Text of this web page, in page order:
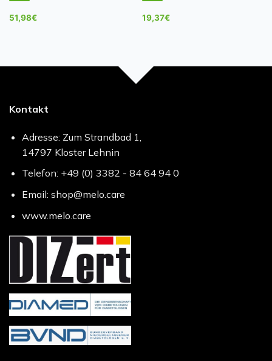
51,98€ 19,37€
Kontakt
Adresse: Zum Strandbad 1,
14797 Kloster Lehnin
Telefon: +49 (0) 3382 - 84 64 94 0
Email: shop@melo.care
www.melo.care